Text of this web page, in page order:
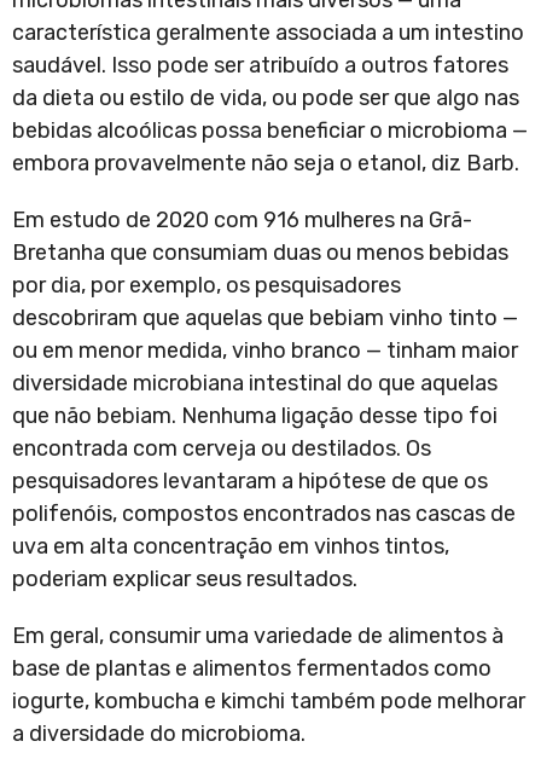
característica geralmente associada a um intestino
saudável. Isso pode ser atribuído a outros fatores
da dieta ou estilo de vida, ou pode ser que algo nas
bebidas alcoólicas possa beneficiar o microbioma —
embora provavelmente não seja o etanol, diz Barb.
Em estudo de 2020 com 916 mulheres na Grã-
Bretanha que consumiam duas ou menos bebidas
por dia, por exemplo, os pesquisadores
descobriram que aquelas que bebiam vinho tinto —
ou em menor medida, vinho branco — tinham maior
diversidade microbiana intestinal do que aquelas
que não bebiam. Nenhuma ligação desse tipo foi
encontrada com cerveja ou destilados. Os
pesquisadores levantaram a hipótese de que os
polifenóis, compostos encontrados nas cascas de
uva em alta concentração em vinhos tintos,
poderiam explicar seus resultados.
Em geral, consumir uma variedade de alimentos à
base de plantas e alimentos fermentados como
iogurte, kombucha e kimchi também pode melhorar
a diversidade do microbioma.